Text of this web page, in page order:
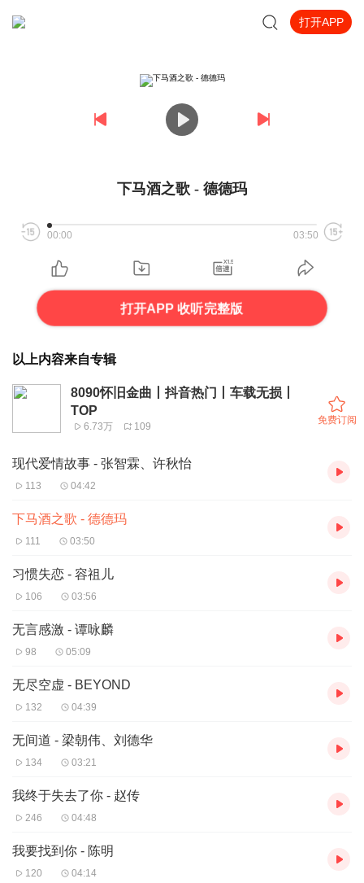
打开APP
下马酒之歌 - 德德玛
00:00 03:50
打开APP 收听完整版
以上内容来自专辑
8090怀旧金曲丨抖音热门丨车载无损丨
TOP
6.73万 109
免费订阅
现代爱情故事 - 张智霖、许秋怡
113 04:42
下马酒之歌 - 德德玛
111 03:50
习惯失恋 - 容祖儿
106 03:56
无言感激 - 谭咏麟
98 05:09
无尽空虚 - BEYOND
132 04:39
无间道 - 梁朝伟、刘德华
134 03:21
我终于失去了你 - 赵传
246 04:48
我要找到你 - 陈明
120 04:14